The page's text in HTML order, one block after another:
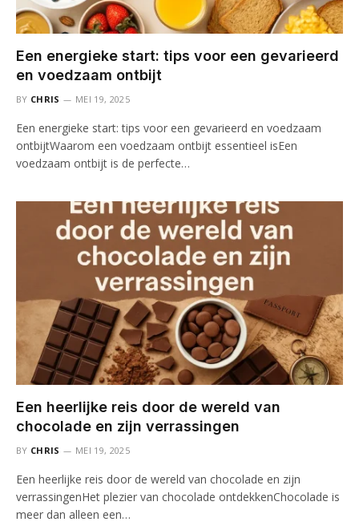
Een energieke start: tips voor een gevarieerd
en voedzaam ontbijt
BY CHRIS MEI 19, 2025
Een energieke start: tips voor een gevarieerd en voedzaam
ontbijtWaarom een voedzaam ontbijt essentieel isEen
voedzaam ontbijt is de perfecte…
Een heerlijke reis door de wereld van
chocolade en zijn verrassingen
BY CHRIS MEI 19, 2025
Een heerlijke reis door de wereld van chocolade en zijn
verrassingenHet plezier van chocolade ontdekkenChocolade is
meer dan alleen een…